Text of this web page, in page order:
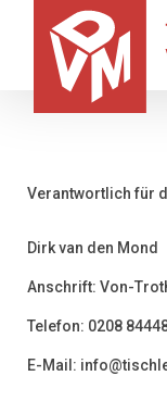
Verantwortlich für
Dirk van den Mond
Anschrift: Von-
Telefon: 0208
E-Mail: